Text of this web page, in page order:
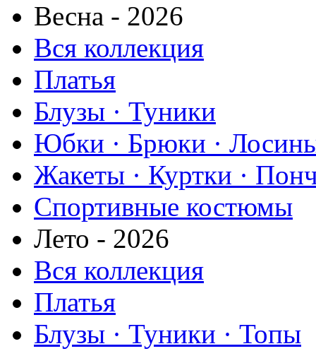
Весна - 2026
Вся коллекция
Платья
Блузы · Туники
Юбки · Брюки ·
Жакеты · Куртки ·
Спортивные костюмы
Лето - 2026
Вся коллекция
Платья
Блузы · Туники · Топы